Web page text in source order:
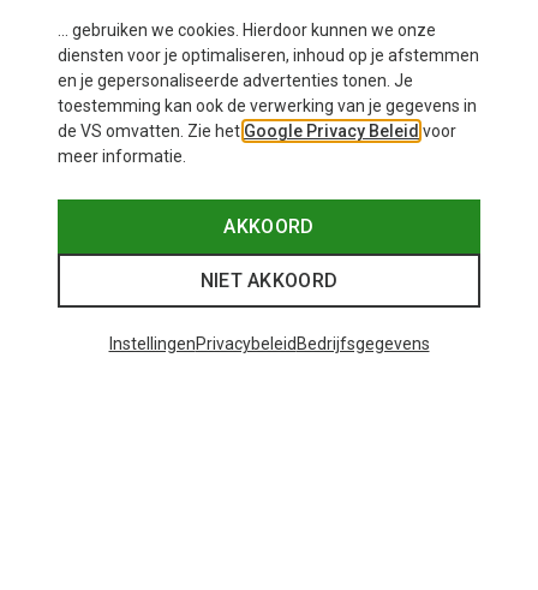
Mogelijk interessant voor je
... gebruiken we cookies. Hierdoor kunnen we onze
diensten voor je optimaliseren, inhoud op je afstemmen
en je gepersonaliseerde advertenties tonen. Je
toestemming kan ook de verwerking van je gegevens in
de VS omvatten. Zie het Google Privacy Beleid voor
meer informatie.
AKKOORD
NIET AKKOORD
InstellingenPrivacybeleid Bedrijfsgegevens